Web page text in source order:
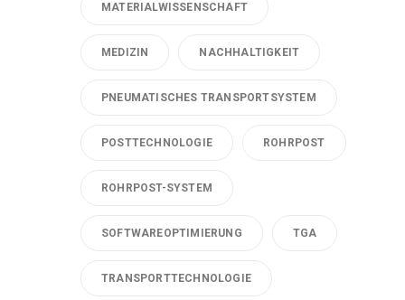
MATERIALWISSENSCHAFT
MEDIZIN NACHHALTIGKEIT
PNEUMATISCHES TRANSPORTSYSTEM
POSTTECHNOLOGIE ROHRPOST
ROHRPOST-SYSTEM
SOFTWAREOPTIMIERUNG TGA
TRANSPORTTECHNOLOGIE